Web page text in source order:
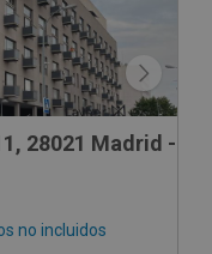
28021 Madrid -
no incluidos